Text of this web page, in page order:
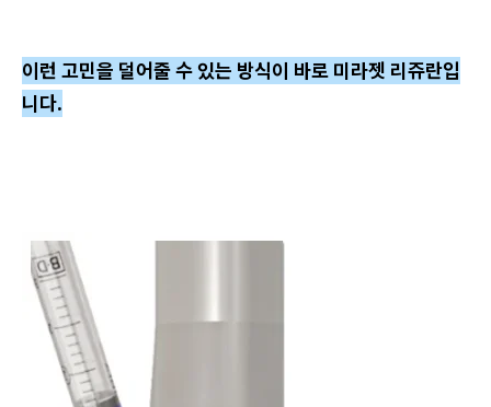
이런 고민을 덜어줄 수 있는 방식이 바로 미라젯 리쥬란입
니다.